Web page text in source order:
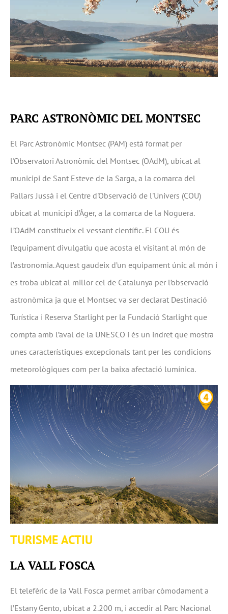
PARC ASTRONÒMIC DEL MONTSEC
El Parc Astronòmic Montsec (PAM) està format per
l'Observatori Astronòmic del Montsec (OAdM), ubicat al
municipi de Sant Esteve de la Sarga, a la comarca del
Pallars Jussà i el Centre d'Observació de l'Univers (COU)
ubicat al municipi d’Àger, a la comarca de la Noguera.
L’OAdM constitueix el vessant científic. El COU és
l’equipament divulgatiu que acosta el visitant al món de
l’astronomia. Aquest gaudeix d’un equipament únic al món i
es troba ubicat al millor cel de Catalunya per l’observació
astronòmica ja que el Montsec va ser declarat Destinació
Turística i Reserva Starlight per la Fundació Starlight que
compta amb l’aval de la UNESCO i és un indret que mostra
unes característiques excepcionals tant per les condicions
meteorològiques com per la baixa afectació lumínica.
TURISME ACTIU
LA VALL FOSCA
El telefèric de la Vall Fosca permet arribar còmodament a
l’Estany Gento, ubicat a 2.200 m, i accedir al Parc Nacional